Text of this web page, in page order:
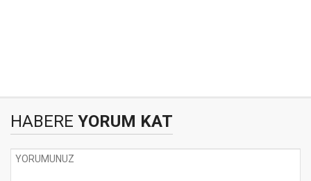
HABERE YORUM KAT